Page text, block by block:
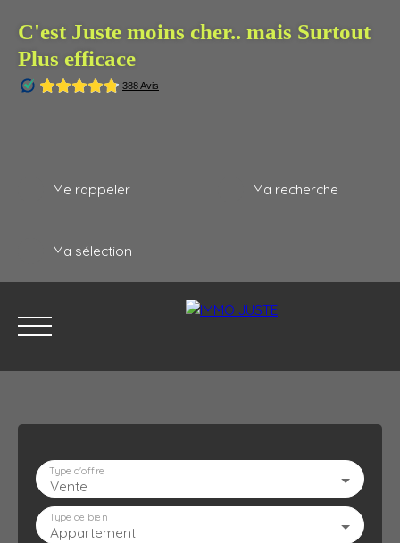
C'est Juste moins cher.. mais Surtout
Plus efficace
Me rappeler Ma recherche
Ma sélection
ACCUEIL ESTIMATION
Vente
Type d'offre
Appartement
Type de bien